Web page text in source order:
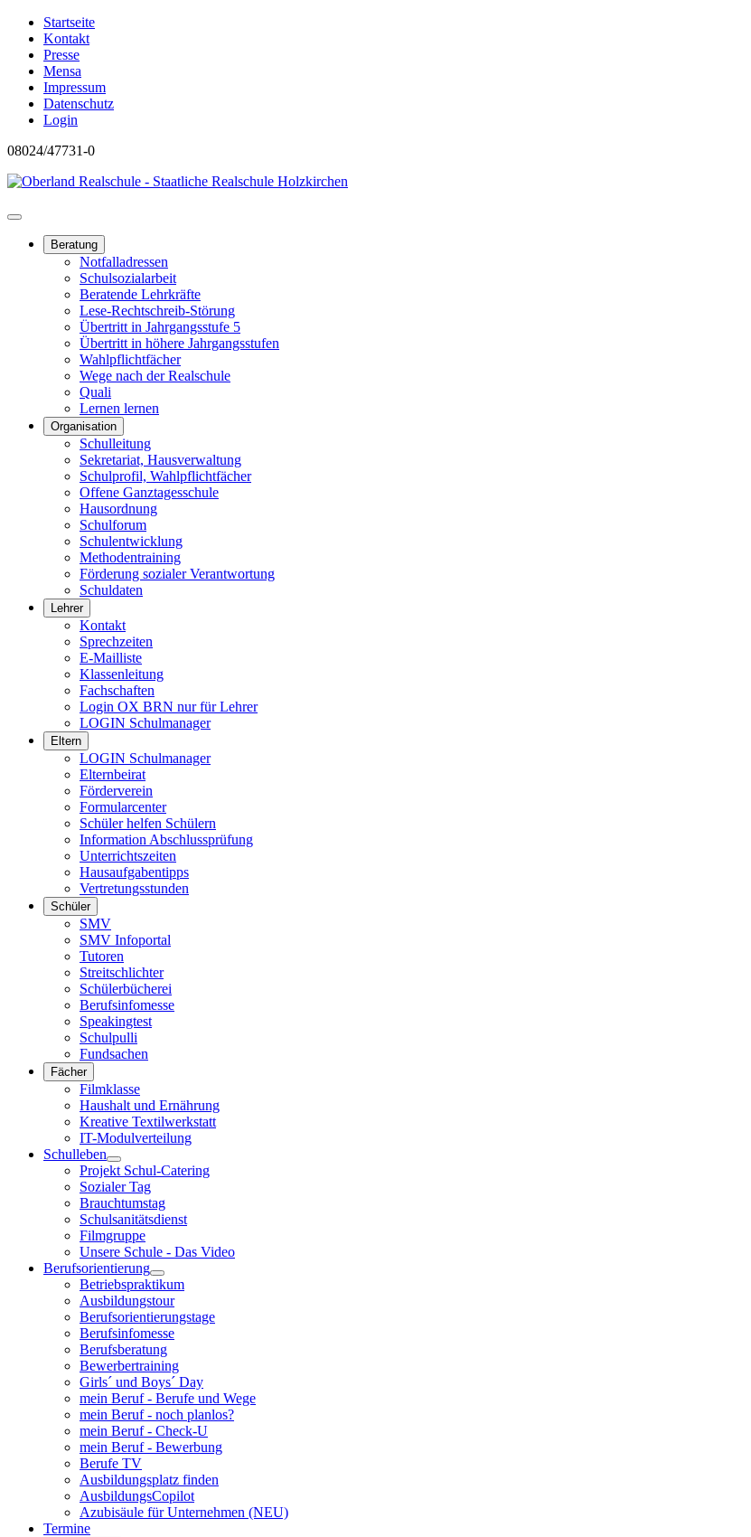
Startseite
Kontakt
Presse
Mensa
Impressum
Datenschutz
Login
08024/47731-0
Beratung
Notfalladressen
Schulsozialarbeit
Beratende Lehrkräfte
Lese-Rechtschreib-Störung
Übertritt in Jahrgangsstufe 5
Übertritt in höhere Jahrgangsstufen
Wahlpflichtfächer
Wege nach der Realschule
Quali
Lernen lernen
Organisation
Schulleitung
Sekretariat, Hausverwaltung
Schulprofil, Wahlpflichtfächer
Offene Ganztagesschule
Hausordnung
Schulforum
Schulentwicklung
Methodentraining
Förderung sozialer Verantwortung
Schuldaten
Lehrer
Kontakt
Sprechzeiten
E-Mailliste
Klassenleitung
Fachschaften
Login OX BRN nur für Lehrer
LOGIN Schulmanager
Eltern
LOGIN Schulmanager
Elternbeirat
Förderverein
Formularcenter
Schüler helfen Schülern
Information Abschlussprüfung
Unterrichtszeiten
Hausaufgabentipps
Vertretungsstunden
Schüler
SMV
SMV Infoportal
Tutoren
Streitschlichter
Schülerbücherei
Berufsinfomesse
Speakingtest
Schulpulli
Fundsachen
Fächer
Filmklasse
Haushalt und Ernährung
Kreative Textilwerkstatt
IT-Modulverteilung
Schulleben
Projekt Schul-Catering
Sozialer Tag
Brauchtumstag
Schulsanitätsdienst
Filmgruppe
Unsere Schule - Das Video
Berufsorientierung
Betriebspraktikum
Ausbildungstour
Berufsorientierungstage
Berufsinfomesse
Berufsberatung
Bewerbertraining
Girls´ und Boys´ Day
mein Beruf - Berufe und Wege
mein Beruf - noch planlos?
mein Beruf - Check-U
mein Beruf - Bewerbung
Berufe TV
Ausbildungsplatz finden
AusbildungsCopilot
Azubisäule für Unternehmen (NEU)
Termine